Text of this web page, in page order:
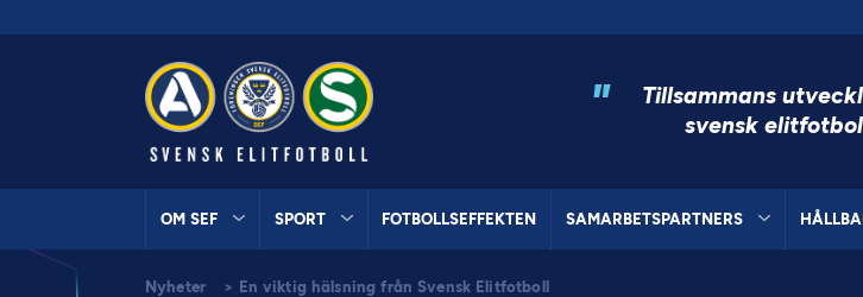
"
Tillsammans
svensk
OM SEF SPORT FOTBOLLSEFFEKTEN SAMARBETSPARTNERS
Nyheter > En viktig hälsning från Svensk Elitfotboll